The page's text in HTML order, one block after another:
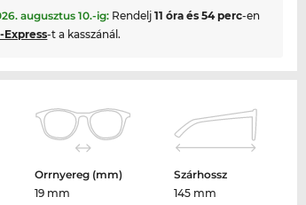
augusztus 10.-ig: Rendelj11 óra és 54 perc-en
Express-t a kasszánál.
Orrnyereg (mm)
19 mm
Szárhossz
145 mm